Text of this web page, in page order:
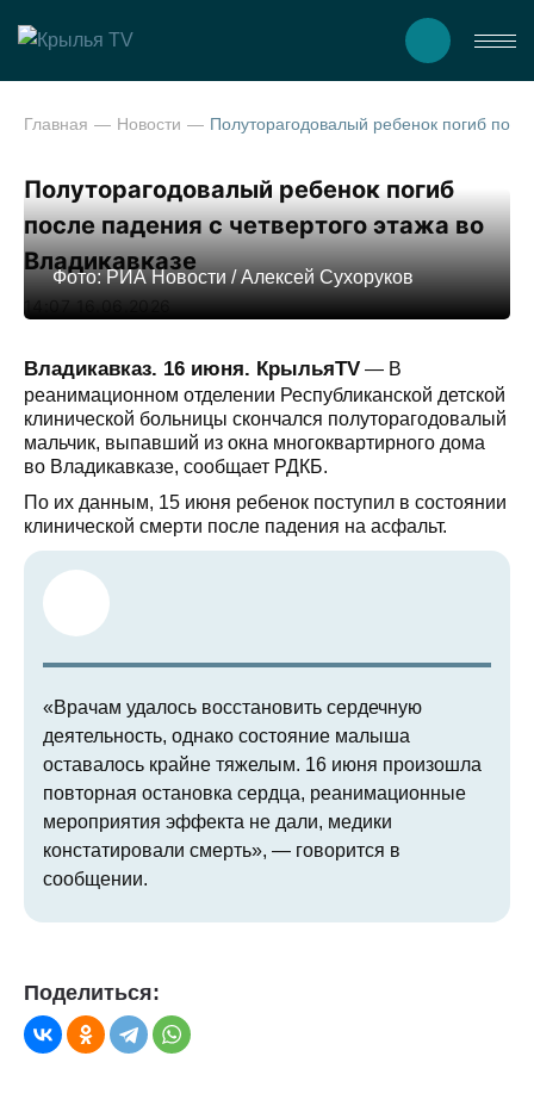
Главная Новости
Полуторагодовалый ребенок погиб
после падения с четвертого этажа во
Владикавказе
14:07 16.06.2026
Фото: РИА Новости / Алексей Сухоруков
Владикавказ. 16 июня. КрыльяTV — В
реанимационном отделении Республиканской детской
клинической больницы скончался полуторагодовалый
мальчик, выпавший из окна многоквартирного дома
во Владикавказе, сообщает РДКБ.
По их данным, 15 июня ребенок поступил в состоянии
клинической смерти после падения на асфальт.
«Врачам удалось восстановить сердечную
деятельность, однако состояние малыша
оставалось крайне тяжелым. 16 июня произошла
повторная остановка сердца, реанимационные
мероприятия эффекта не дали, медики
констатировали смерть», — говорится в
сообщении.
Поделиться: